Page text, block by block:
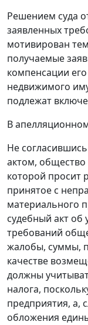
Решением суда
заявленных
мотивирован
получаемые
компенсации
недвижимого
подлежат
В
Не
актом,
которой просит
принятое с
материального
судебный акт об
требований
жалобы, суммы,
качестве
должны
налога,
предприятия, а,
обложения